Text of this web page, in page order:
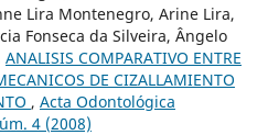
Lira Montenegro, Arine Lira,
Fonseca da Silveira, Ângelo
ANALISIS COMPARATIVO ENTRE
DE CIZALLAMIENTO
, Acta Odontológica
4 (2008)